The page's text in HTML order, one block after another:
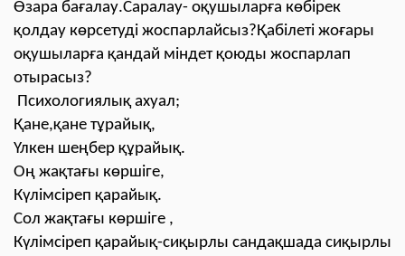
Өзара бағалау.Саралау- оқушыларға көбірек
қолдау көрсетуді жоспарлайсыз?Қабілеті жоғары
оқушыларға қандай міндет қоюды жоспарлап
отырасыз?
Психологиялық ахуал;
Қане,қане тұрайық,
Үлкен шеңбер құрайық.
Оң жақтағы көршіге,
Күлімсіреп қарайық.
Сол жақтағы көршіге ,
Күлімсіреп қарайық-сиқырлы сандақшада сиқырлы